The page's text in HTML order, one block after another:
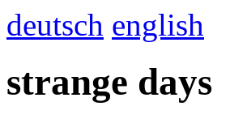
deutsch english
strange days